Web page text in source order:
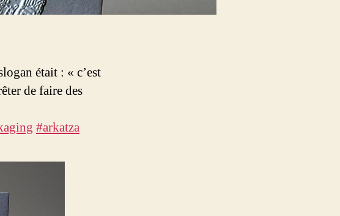
était : « c’est
de faire des
#arkatza